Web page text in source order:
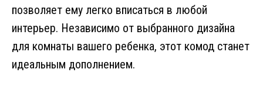
позволяет ему легко вписаться в любой
интерьер. Независимо от выбранного дизайна
для комнаты вашего ребенка, этот комод станет
идеальным дополнением.